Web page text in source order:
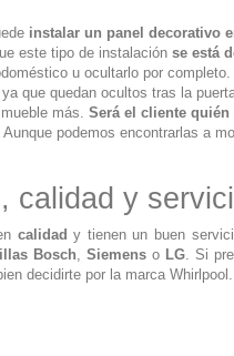
instalar un panel decorativo
este tipo de instalación se está
u ocultarlo por completo.
ya que quedan ocultos tras la
más. Será el cliente
podemos encontrarlas a
calidad y
calidady tienen un buen
Bosch,Siemenso LG. Si
decidirte por la marca Whirlpool.